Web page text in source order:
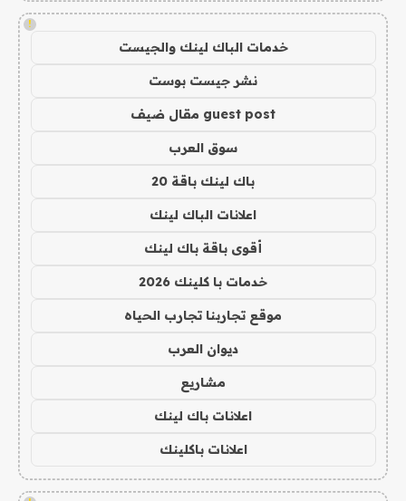
!
خدمات الباك لينك والجيست
نشر جيست بوست
guest post مقال ضيف
سوق العرب
باك لينك باقة 20
اعلانات الباك لينك
أقوى باقة باك لينك
خدمات با كلينك 2026
موقع تجاربنا تجارب الحياه
ديوان العرب
مشاريع
اعلانات باك لينك
اعلانات باكلينك